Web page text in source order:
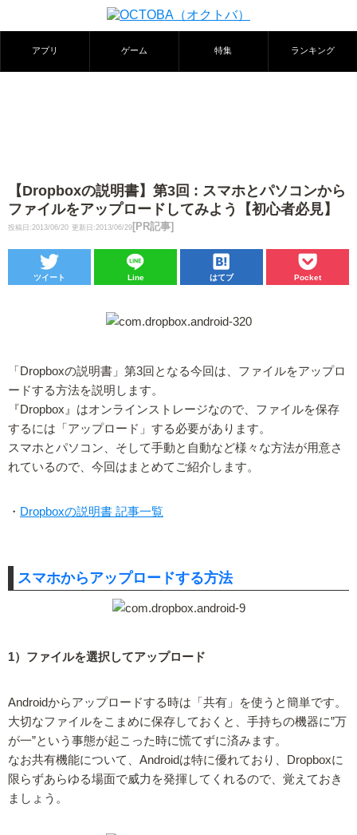
アプリ ゲーム 特集 ランキング
【Dropboxの説明書】第3回 : スマホとパソコンから
ファイルをアップロードしてみよう【初心者必見】
投稿日:2013/06/20 更新日:2013/06/29 [PR記事]
ツイート Line はてブ Pocket
「Dropboxの説明書」第3回となる今回は、ファイルをアップロ
ードする方法を説明します。
『Dropbox』はオンラインストレージなので、ファイルを保存
するには「アップロード」する必要があります。
スマホとパソコン、そして手動と自動など様々な方法が用意さ
れているので、今回はまとめてご紹介します。
・ Dropboxの説明書 記事一覧
スマホからアップロードする方法
1）ファイルを選択してアップロード
Androidからアップロードする時は「共有」を使うと簡単です。
大切なファイルをこまめに保存しておくと、手持ちの機器に”万
が一”という事態が起こった時に慌てずに済みます。
なお共有機能について、Androidは特に優れており、Dropboxに
限らずあらゆる場面で威力を発揮してくれるので、覚えておき
ましょう。